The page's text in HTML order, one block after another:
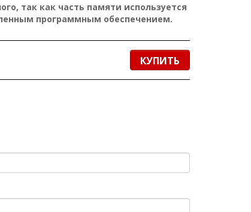
так как часть памяти используется
программным обеспечением.
КУПИТЬ